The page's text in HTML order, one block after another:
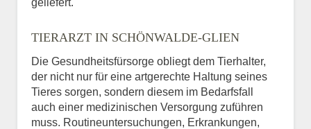
TIERARZT IN SCHÖNWALDE-GLIEN
Die Gesundheitsfürsorge obliegt dem Tierhalter,
der nicht nur für eine artgerechte Haltung seines
Tieres sorgen, sondern diesem im Bedarfsfall
auch einer medizinischen Versorgung zuführen
muss. Routineuntersuchungen, Erkrankungen,